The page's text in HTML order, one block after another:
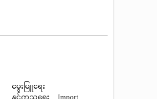
မွေးမြူရေး
နှင့်ကုသရေး
Import